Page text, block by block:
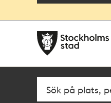
navigationen
huvudinnehållet
SökFritextsök